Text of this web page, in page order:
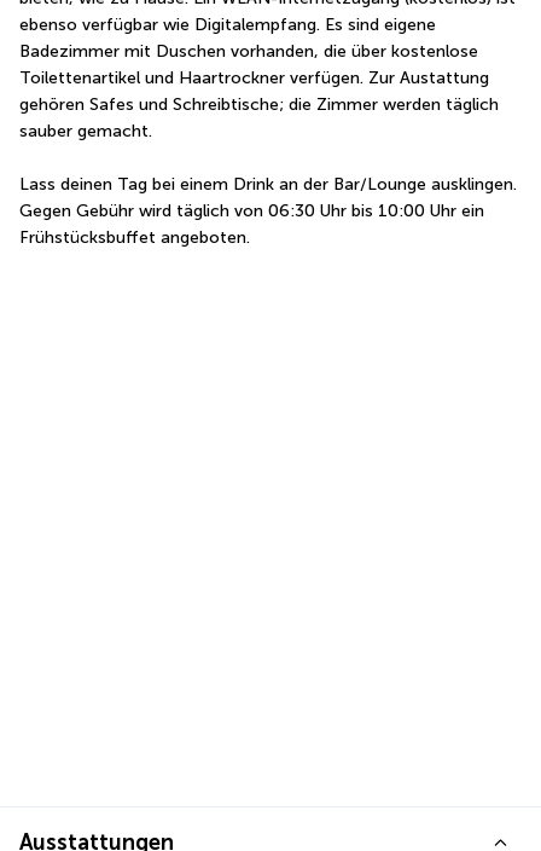
ebenso verfügbar wie Digitalempfang. Es sind eigene
Badezimmer mit Duschen vorhanden, die über kostenlose
Toilettenartikel und Haartrockner verfügen. Zur Austattung
gehören Safes und Schreibtische; die Zimmer werden täglich
sauber gemacht.
Lass deinen Tag bei einem Drink an der Bar/Lounge ausklingen.
Gegen Gebühr wird täglich von 06:30 Uhr bis 10:00 Uhr ein
Frühstücksbuffet angeboten.
Ausstattungen